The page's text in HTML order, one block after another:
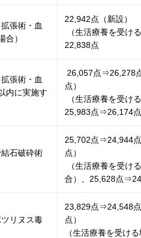
張術・血
合）
22,942点（新設）
（生活療養を受け
22,838点
張術・血
内に実施す
26,057点⇒26,278
点）
（生活療養を受け
25,983点⇒26,174
石破砕術
25,702点⇒24,944
点）
（生活療養を受け
合）、 25,628点⇒
リヌス毒
23,829点⇒24,548
点）
（生活療養を受け